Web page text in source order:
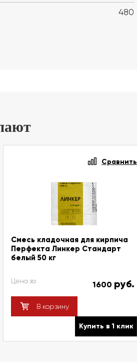
480
Сравнить
Смесь кладочная для кирпича
Перфекта Линкер Стандарт
белый 50 кг
Цена за 1600 руб.
В корзину
Купить в 1 клик